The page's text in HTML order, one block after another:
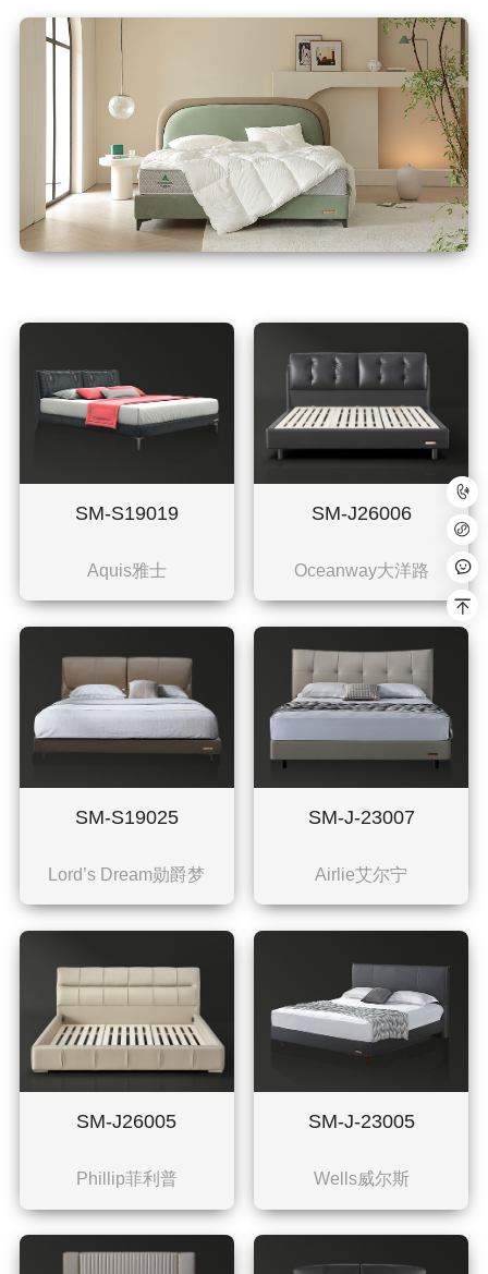
SM-S19019
Aquis雅士
SM-J26006
Oceanway大洋路
SM-S19025
Lord’s Dream勋爵梦
SM-J-23007
Airlie艾尔宁
SM-J26005
Phillip菲利普
SM-J-23005
Wells威尔斯